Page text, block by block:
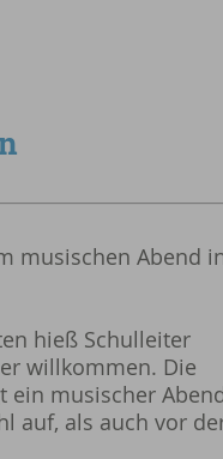
musischen Abend
hieß Schulleiter
willkommen. Die
ein musischer
auf, als auch vor